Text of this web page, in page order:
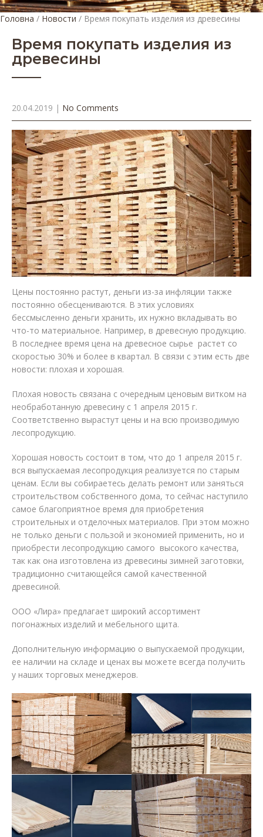
Головна / Новости / Время покупать изделия из древесины
Время покупать изделия из
древесины
20.04.2019 | No Comments
Цены постоянно растут, деньги из-за инфляции также
постоянно обесцениваются. В этих условиях
бессмысленно деньги хранить, их нужно вкладывать во
что-то материальное. Например, в древесную продукцию.
В последнее время цена на древесное сырье растет со
скоростью 30% и более в квартал. В связи с этим есть две
новости: плохая и хорошая.
Плохая новость связана с очередным ценовым витком на
необработанную древесину с 1 апреля 2015 г.
Соответственно вырастут цены и на всю производимую
лесопродукцию.
Хорошая новость состоит в том, что до 1 апреля 2015 г.
вся выпускаемая лесопродукция реализуется по старым
ценам. Если вы собираетесь делать ремонт или заняться
строительством собственного дома, то сейчас наступило
самое благоприятное время для приобретения
строительных и отделочных материалов. При этом можно
не только деньги с пользой и экономией применить, но и
приобрести лесопродукцию самого высокого качества,
так как она изготовлена из древесины зимней заготовки,
традиционно считающейся самой качественной
древесиной.
ООО «Лира» предлагает широкий ассортимент
погонажных изделий и мебельного щита.
Дополнительную информацию о выпускаемой продукции,
ее наличии на складе и ценах вы можете всегда получить
у наших торговых менеджеров.